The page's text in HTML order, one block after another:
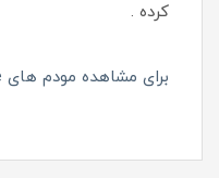
کرده .
برای مشاهده مودم های TD-Lte اینجا کلیک کنید.